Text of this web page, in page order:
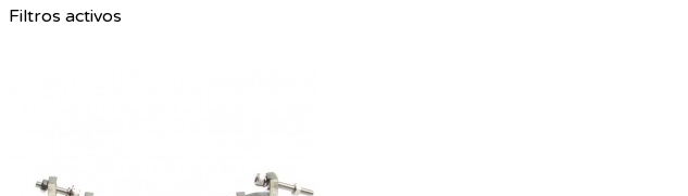
Filtros activos